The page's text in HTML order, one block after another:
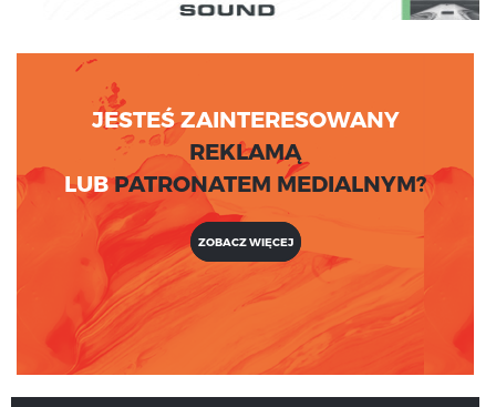
JESTEŚ ZAINTERESOWANY
REKLAMĄ
LUBPATRONATEM MEDIALNYM?
ZOBACZ WIĘCEJ